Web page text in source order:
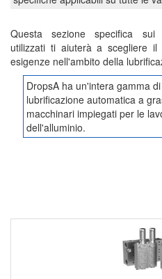
Questa sezione specifica sui
utilizzati ti aiuterà a scegliere
esigenze nell'ambito della
DropsA ha un'intera gamma
lubrificazione automatica a
macchinari impiegati per le
dell'alluminio.